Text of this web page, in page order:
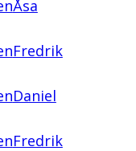
Åsa
Fredrik
Daniel
Fredrik